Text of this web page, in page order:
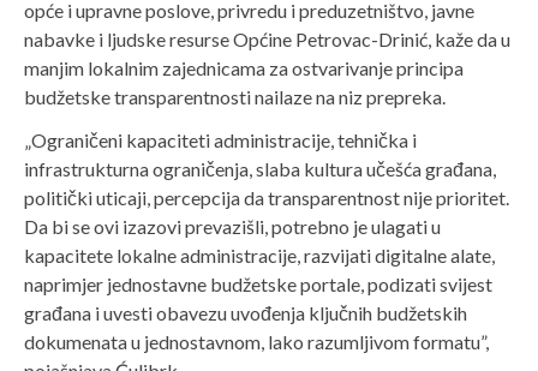
opće i upravne poslove, privredu i preduzetništvo, javne
nabavke i ljudske resurse Općine Petrovac-Drinić, kaže da u
manjim lokalnim zajednicama za ostvarivanje principa
budžetske transparentnosti nailaze na niz prepreka.
„Ograničeni kapaciteti administracije, tehnička i
infrastrukturna ograničenja, slaba kultura učešća građana,
politički uticaji, percepcija da transparentnost nije prioritet.
Da bi se ovi izazovi prevazišli, potrebno je ulagati u
kapacitete lokalne administracije, razvijati digitalne alate,
naprimjer jednostavne budžetske portale, podizati svijest
građana i uvesti obavezu uvođenja ključnih budžetskih
dokumenata u jednostavnom, lako razumljivom formatu”,